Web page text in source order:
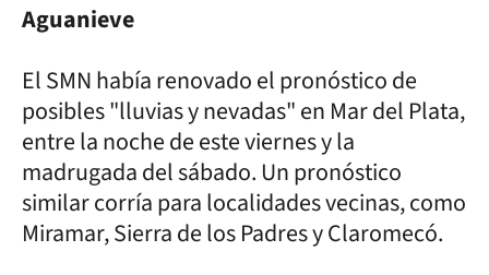
Aguanieve
El SMN había renovado el pronóstico de
posibles "lluvias y nevadas" en Mar del Plata,
entre la noche de este viernes y la
madrugada del sábado. Un pronóstico
similar corría para localidades vecinas, como
Miramar, Sierra de los Padres y Claromecó.